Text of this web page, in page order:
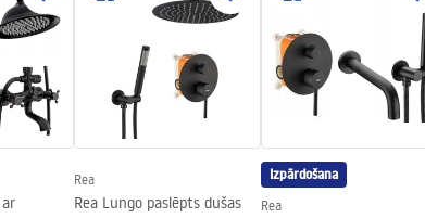
City
Uz dušas paliktņa vai uz grīdas
1900
Universal
24 mēneši
Instrukcja montażu
Instrukcja montażu kabiny City
Rea
Rea Lungo paslēpts dušas
Izpārdošana
Rea